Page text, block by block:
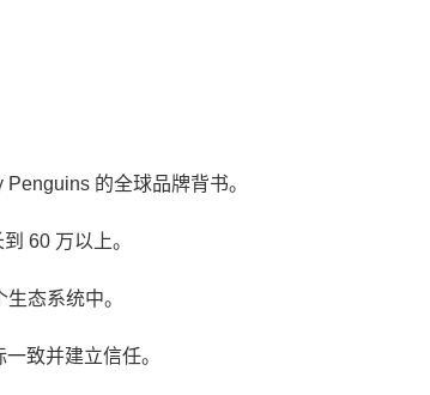
的全球品牌背书。
60 万以上。
态系统中。
致并建立信任。